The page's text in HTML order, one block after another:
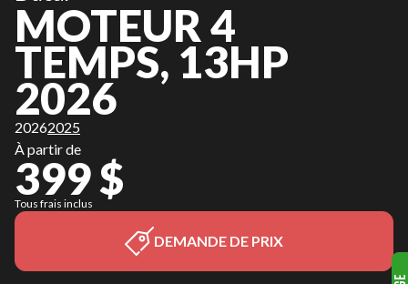
MOTEUR 4
TEMPS, 13HP
2026
20262025
À partir de
399 $
Tous frais inclus
DEMANDE DE PRIX